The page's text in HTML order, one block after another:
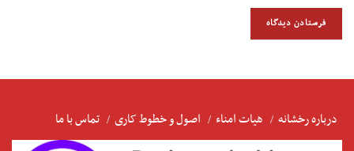
درباره رخشانه هیات امناء اصول و خطوط کاری تماس با ما